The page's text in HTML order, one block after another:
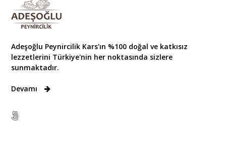
Adeşoğlu Peynircilik Kars'ın %100 doğal ve katkısız
lezzetlerini Türkiye'nin her noktasında sizlere
sunmaktadır.
Devamı